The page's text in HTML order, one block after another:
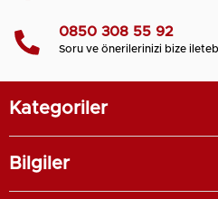
0850 308 55 92
Soru ve önerilerinizi bize
Kategoriler
Bilgiler